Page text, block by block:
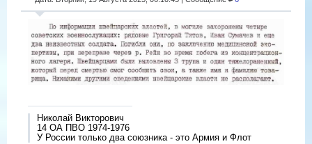
Николай Викторович
14 ОА ПВО 1974-1976
У России только два союзника - это Армия и Флот